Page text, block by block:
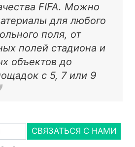
FIFA. Можно
для любого
поля, от
полей стадиона и
объектов до
с 5, 7 или 9
СВЯЗАТЬСЯ С НАМИ